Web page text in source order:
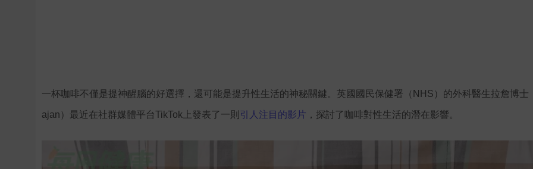
一杯咖啡不僅是提神醒腦的好選擇，還可能是提升性生活的神秘關鍵。英國國民保健署（NHS）的外科醫生拉詹博士
ajan）最近在社群媒體平台TikTok上發表了一則 引人注目的影片 ，探討了咖啡對性生活的潛在影響。